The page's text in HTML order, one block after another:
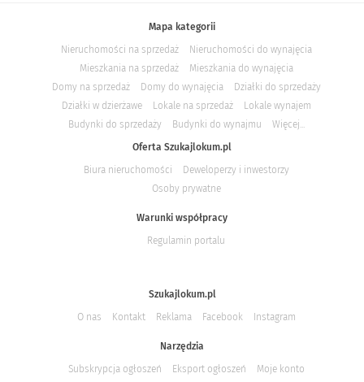
Mapa kategorii
Nieruchomości na sprzedaż
Nieruchomości do wynajęcia
Mieszkania na sprzedaż
Mieszkania do wynajęcia
Domy na sprzedaż
Domy do wynajęcia
Działki do sprzedaży
Działki w dzierżawe
Lokale na sprzedaż
Lokale wynajem
Budynki do sprzedaży
Budynki do wynajmu
Więcej...
Oferta Szukajlokum.pl
Biura nieruchomości
Deweloperzy i inwestorzy
Osoby prywatne
Warunki współpracy
Regulamin portalu
Szukajlokum.pl
O nas
Kontakt Reklama Facebook Instagram
Narzędzia
Subskrypcja ogłoszeń
Eksport ogłoszeń Moje konto